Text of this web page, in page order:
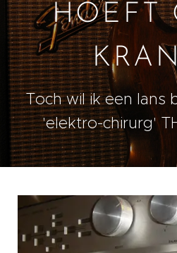
HOEFT
Toch wil ik een lans
'elektro-chirurg'